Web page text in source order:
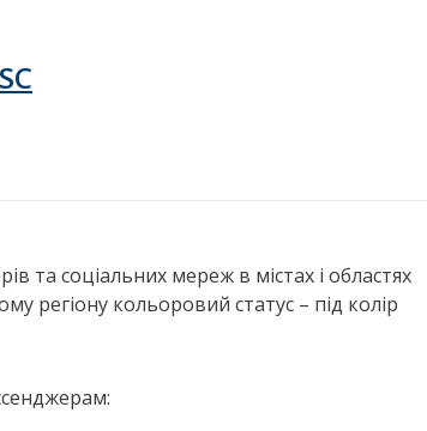
та соціальних мереж в містах і областях
регіону кольоровий статус – під колір